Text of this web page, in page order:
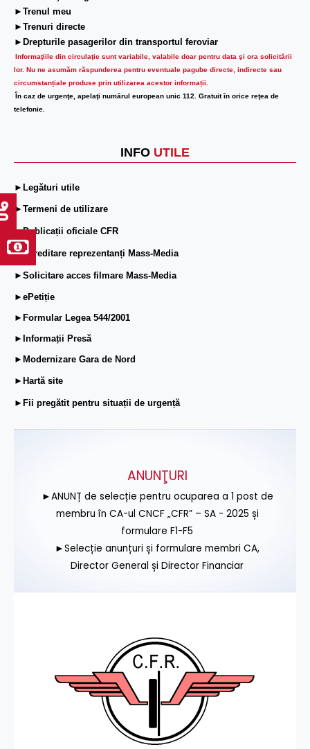
►Trenul meu
►Trenuri directe
►Drepturile pasagerilor din transportul feroviar
Informaţiile din circulaţie sunt variabile, valabile doar pentru data şi ora solicitării
lor. Nu ne asumăm răspunderea pentru eventuale pagube directe, indirecte sau
circumstanțiale produse prin utilizarea acestor informații.
În caz de urgenţe, apelaţi numărul european unic 112. Gratuit în orice reţea de
telefonie.
INFO UTILE
►Legături utile
►Termeni de utilizare
►Publicații oficiale CFR
►Acreditare reprezentanți Mass-Media
►Solicitare acces filmare Mass-Media
►ePetiție
►Formular Legea 544/2001
►Informații Presă
►Modernizare Gara de Nord
►Hartă site
►Fii pregătit pentru situații de urgență
ANUNŢURI
►ANUNȚ de selecție pentru ocuparea a 1 post de
membru în CA-ul CNCF „CFR” – SA - 2025 și
formulare F1-F5
►Selecție anunțuri și formulare membri CA,
Director General și Director Financiar